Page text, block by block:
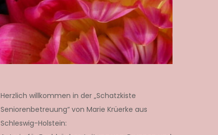
Herzlich willkommen in der „Schatzkiste
Seniorenbetreuung“ von Marie Krüerke aus
Schleswig-Holstein: